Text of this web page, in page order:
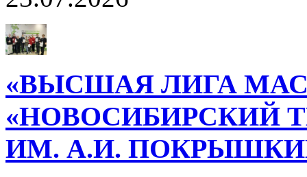
«ВЫСШАЯ ЛИГА
«НОВОСИБИРСКИЙ
ИМ. А.И.